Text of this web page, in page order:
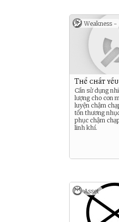
(Nhìn
người khác
ảo ảnh)
Sao chép
năng lực
huyết mạch)
Nhìn thấu
Weakness -
Thể chất
Cần sử dụng
lượng cho con
luyện chậm
tổn thương
phục chậm
linh khí.
Asset